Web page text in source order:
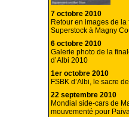
7 octobre 2010
Retour en images de
Superstock à Magny
6 octobre 2010
Galerie photo de la
d’Albi 2010
1er octobre 2010
FSBK d’Albi, le sacre
22 septembre 2010
Mondial side-cars de
mouvementé pour